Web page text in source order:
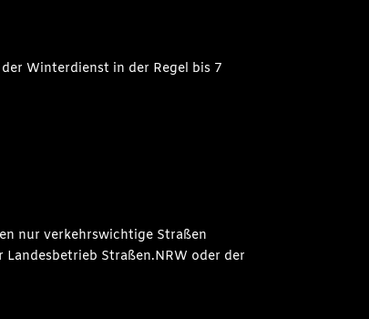
Winterdienst in der Regel bis 7
nur verkehrswichtige Straßen
Straßen.NRW oder der